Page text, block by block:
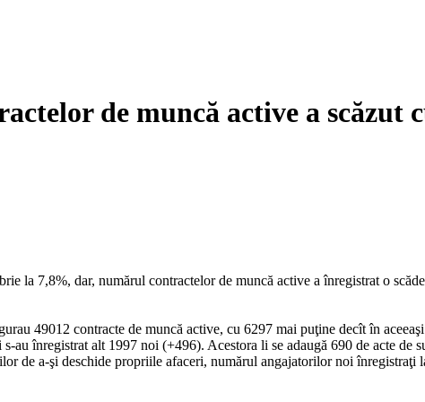
de muncă active a scăzut
la 7,8%, dar, numărul contractelor de muncă active a înregistrat o
49012 contracte de muncă active, cu 6297 mai puţine decît în
au înregistrat alt 1997 noi (+496). Acestora li se adaugă 690 de acte de
de a-şi deschide propriile afaceri, numărul angajatorilor noi